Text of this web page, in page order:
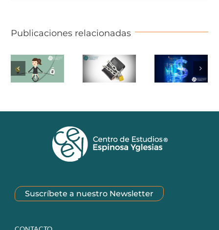
Publicaciones relacionadas
Suscríbete a nuestro Newsletter